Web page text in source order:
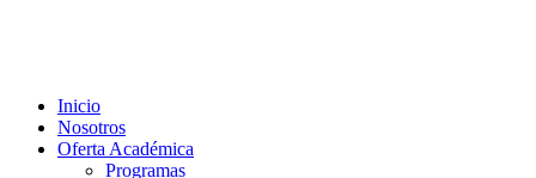
Inicio
Nosotros
Oferta Académica
Programas